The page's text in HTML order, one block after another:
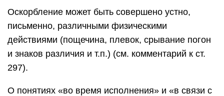
Оскорбление может быть совершено устно,
письменно, различными физическими
действиями (пощечина, плевок, срывание погон
и знаков различия и т.п.) (см. комментарий к ст.
297).
О понятиях «во время исполнения» и «в связи с